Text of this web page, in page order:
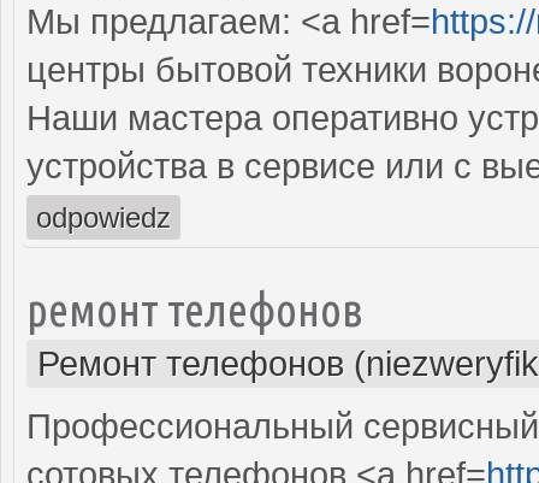
Мы предлагаем: <a href=
центры бытовой техники
Наши мастера оперативно
устройства в сервисе или с
odpowiedz
ремонт телефонов
Ремонт телефонов
Профессиональный
сотовых телефонов <a href=